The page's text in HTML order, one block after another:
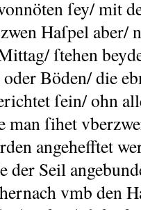
ſey/ mit
Haſpel aber/
ſtehen
Böden/ die
ſein/ ohn
ſihet
angehefftet
der Seil
vmb den